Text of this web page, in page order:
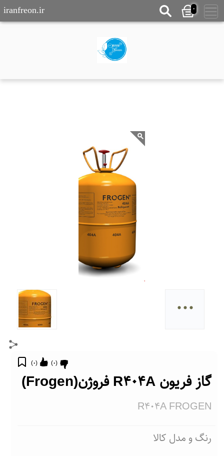
0
iranfreon.ir
...
(
0
) (
0
)
گاز فریون R404A فروژن(Frogen)
R404A FROGEN
رنگ و مدل کالا